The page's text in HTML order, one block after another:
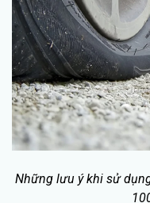
Những lưu ý khi sử